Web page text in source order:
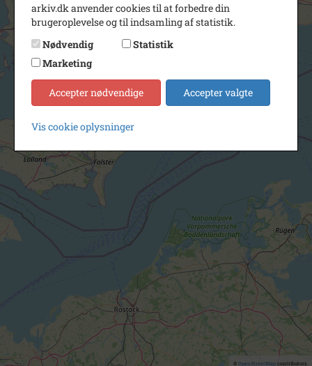
© OpenStreetMapcontributors.
arkiv.dk anvender cookies til at forbedre din
brugeroplevelse og til indsamling af statistik.
Nødvendig
Statistik
Marketing
Accepter nødvendige Accepter valgte
Vis cookie oplysninger